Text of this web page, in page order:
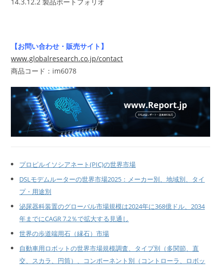
【お問い合わせ・販売サイト】
www.globalresearch.co.jp/contact
商品コード：im6078
プロピルイソシアネート(PIC)の世界市場
DSLモデムルーターの世界市場2025：メーカー別、地域別、タイ
プ・用途別
泌尿器科装置のグローバル市場規模は2024年に368億ドル、2034
年までにCAGR 7.2％で拡大する見通し
世界の歩道端用石（縁石）市場
自動車用ロボットの世界市場規模調査、タイプ別（多関節、直
交、スカラ、円筒）、コンポーネント別（コントローラ、ロボッ